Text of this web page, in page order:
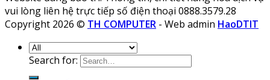
vui lòng liên hệ trực tiếp số điện thoại 0888.3579.28
Copyright 2026 © TH COMPUTER - Web admin HaoDTIT
Search for: